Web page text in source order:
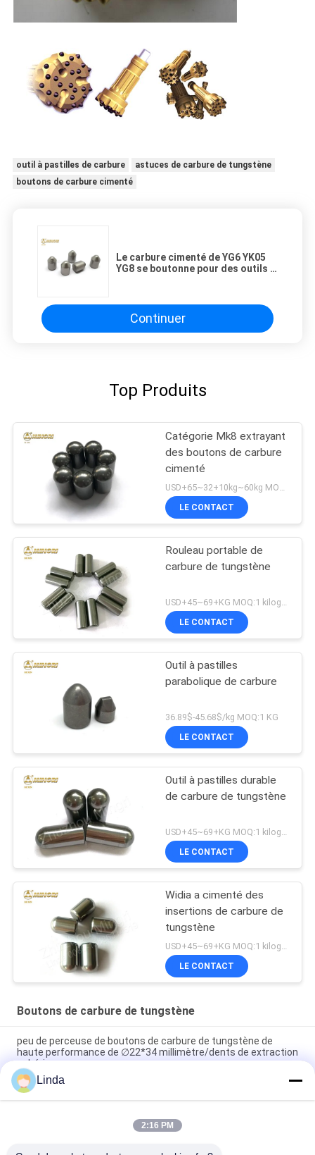
outil à pastilles de carbure
astuces de carbure de tungstène
boutons de carbure cimenté
Le carbure cimenté de YG6 YK05
YG8 se boutonne pour des outils à
Continuer
Top Produits
Catégorie Mk8 extrayant
des boutons de carbure
cimenté
USD+65~32+10kg~60kg MOQ:5KG
LE CONTACT
Rouleau portable de
carbure de tungstène
USD+45~69+KG MOQ:1 kilogramme
LE CONTACT
Outil à pastilles
parabolique de carbure
36.89$-45.68$/kg MOQ:1 KG
LE CONTACT
Outil à pastilles durable
de carbure de tungstène
LE CONTACT
Widia a cimenté des
insertions de carbure de
tungstène
USD+45~69+KG MOQ:1 kilogramme
LE CONTACT
Boutons de carbure de tungstène
peu de perceuse de boutons de carbure de tungstène de
haute performance de ∅22*34 millimètre/dents de extraction
sphériques
Insertion outil par pastilles de carbure de tungstène de Dth
pour le matériel dur de perceuse de charbonnage
peu principal rond d'astuces d'insertion de bouton de carbure
Linda
2:16 PM